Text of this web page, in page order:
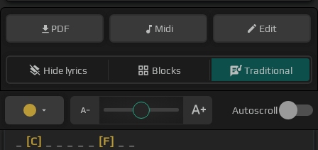
PDF Midi Edit
Hide lyrics Blocks Traditional
Autoscroll
[C] [F]